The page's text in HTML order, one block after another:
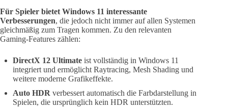
Für Spieler bietet Windows 11 interessante
Verbesserungen, die jedoch nicht immer auf allen Systemen
gleichmäßig zum Tragen kommen. Zu den relevanten
Gaming-Features zählen:
DirectX 12 Ultimate ist vollständig in Windows 11
integriert und ermöglicht Raytracing, Mesh Shading und
weitere moderne Grafikeffekte.
Auto HDR verbessert automatisch die Farbdarstellung in
Spielen, die ursprünglich kein HDR unterstützten.